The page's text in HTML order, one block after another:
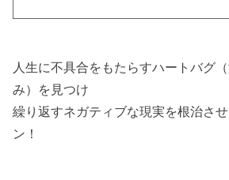
人生に不具合をもたらすハートバグ
み）を見つけ
繰り返すネガティブな現実を根治さ
ン！